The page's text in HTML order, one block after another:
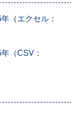
（エクセル：
（CSV：